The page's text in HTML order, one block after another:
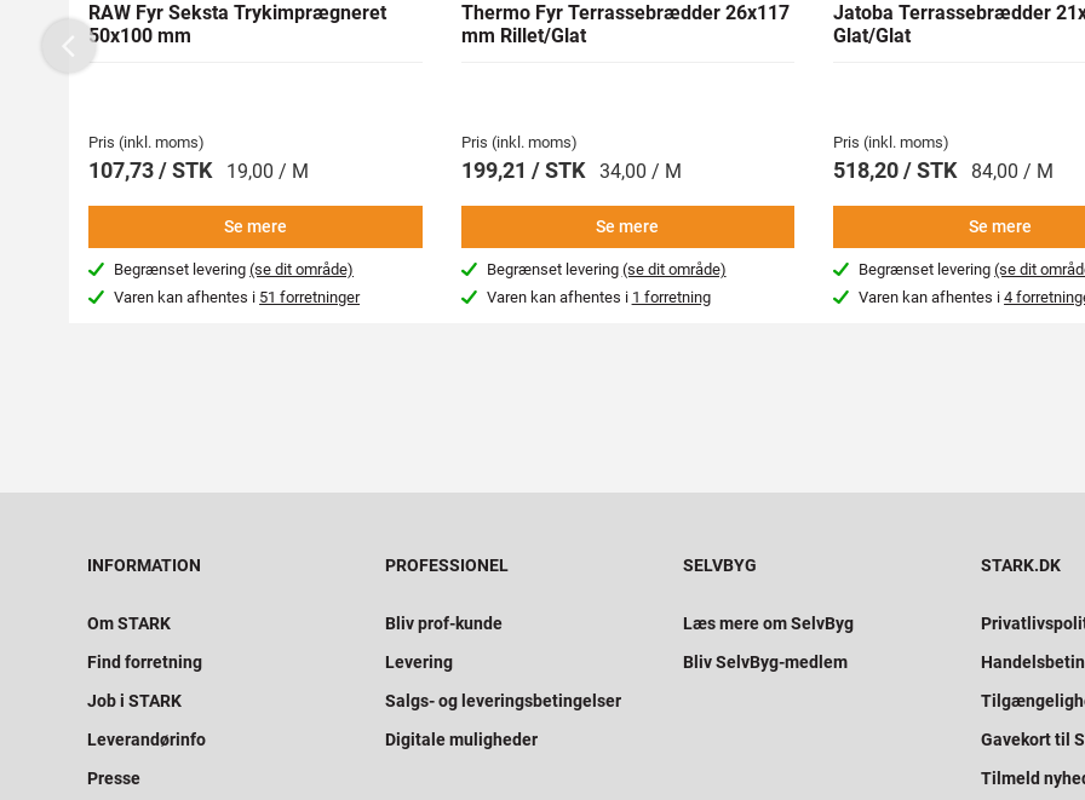
RAW Fyr Seksta Trykimprægneret
50x100 mm
Pris (inkl. moms)
107,73 / STK 19,00 / M
Se mere
Begrænset levering(se dit område)
Varen kan afhentes i 51 forretninger
Thermo Fyr Terrassebrædder 26x117
mm Rillet/Glat
Pris (inkl. moms)
199,21 / STK 34,00 / M
Se mere
Begrænset levering (se dit område)
Varen kan afhentes i 1 forretning
Jatoba Terrassebrædder
Glat/Glat
Pris (inkl. moms)
518,20 / STK 84,00 / M
Se mere
Begrænset levering(se dit
Varen kan afhentes i4
Previous
INFORMATION
Om STARK
Find forretning
Job i STARK
Leverandørinfo
Presse
PROFESSIONEL
Bliv prof-kunde
Levering
Salgs- og leveringsbetingelser
Digitale muligheder
SELVBYG
Læs mere om SelvByg
Bliv SelvByg-medlem
STARK.DK
Gavekort til
Tilmeld